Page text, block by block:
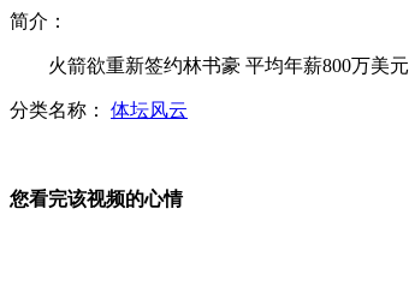
墨"第一夫人"演电视剧曾在央视播出
简介：
火箭欲重新签约林书豪 平均年薪800万美元
分类名称： 体坛风云
您看完该视频的心情